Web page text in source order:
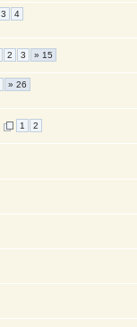
3 4
2 3 » 15
» 26
1 2